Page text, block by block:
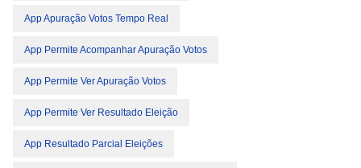
App Apuração Votos Tempo Real
App Permite Acompanhar Apuração Votos
App Permite Ver Apuração Votos
App Permite Ver Resultado Eleição
App Resultado Parcial Eleições